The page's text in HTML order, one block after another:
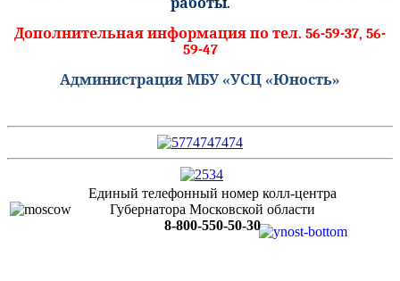
работы.
Дополнительная информация по тел. 56-59-37, 56-
59-47
Администрация МБУ «УСЦ «Юность»
Единый телефонный номер колл-центра
Губернатора Московской области
8-800-550-50-30